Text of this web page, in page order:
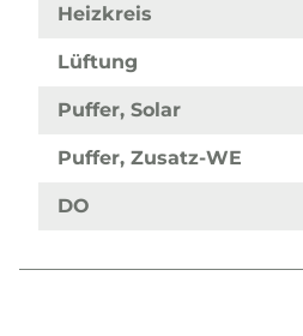
Heizkreis
Lüftung
Puffer, Solar
Puffer, Zusatz-WE
DO